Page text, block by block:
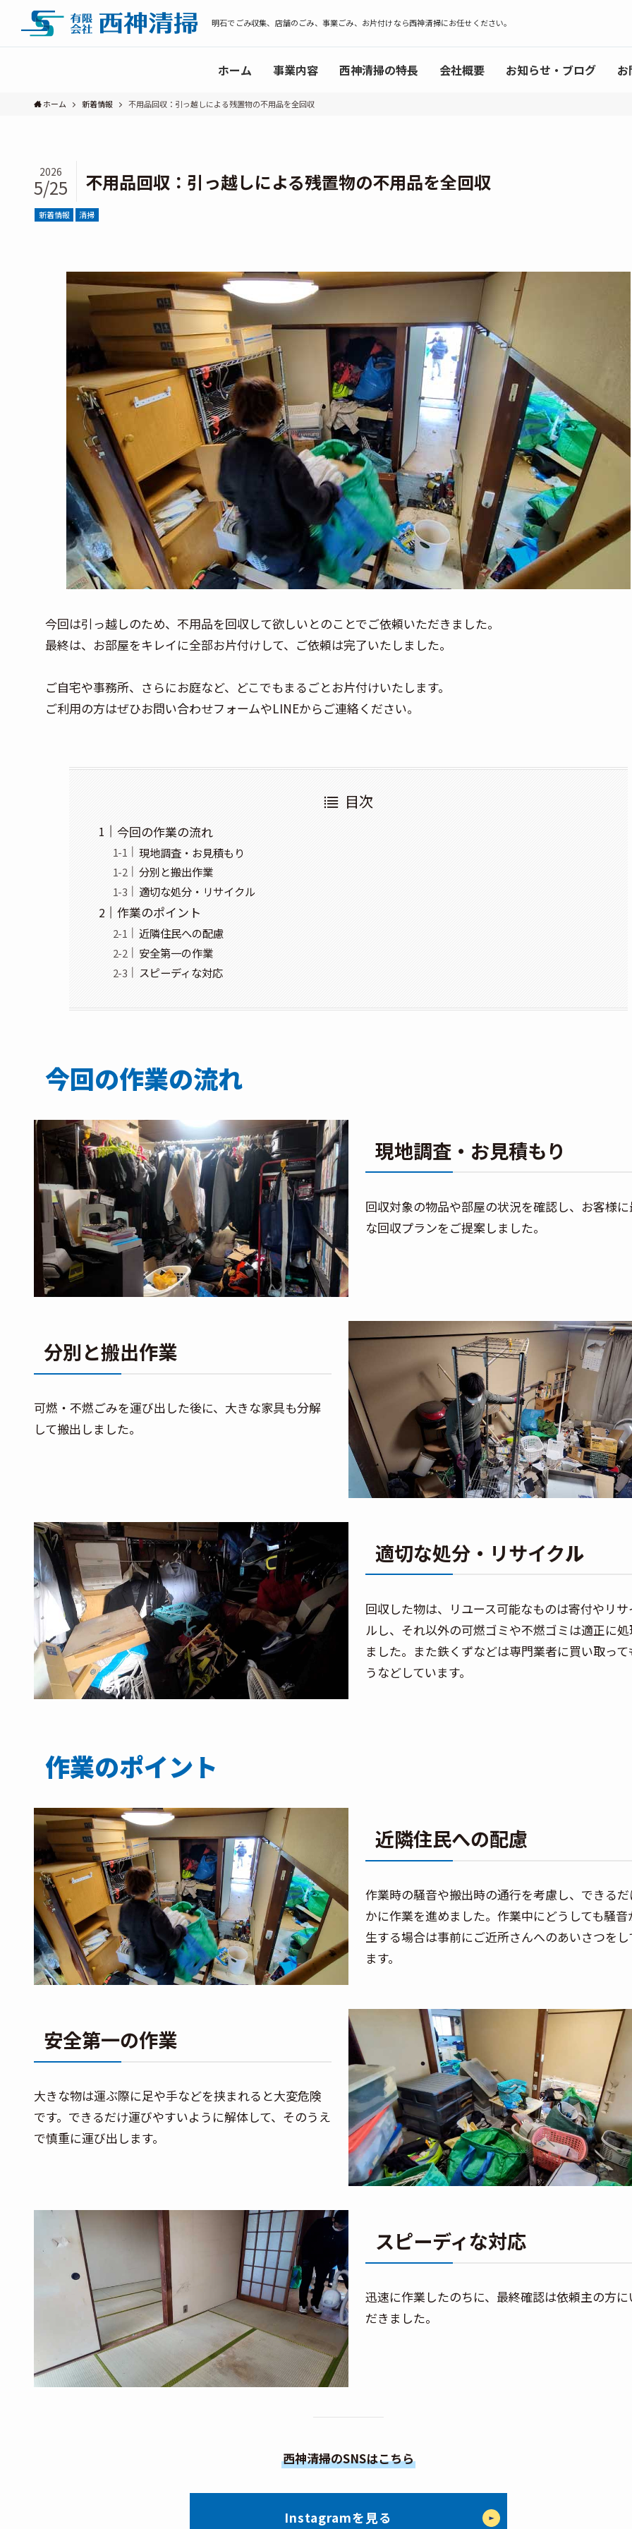
明石でごみ収集、店舗のごみ、事業ごみ、お片付けなら西神清掃にお任せください。
ホーム 事業内容 西神清掃の特長 会社概要 お知らせ・ブログ
ホーム 新着情報 不用品回収：引っ越しによる残置物の不用品を全回収
不用品回収：引っ越しによる残置物の不用品を全回収
2026
5/25
新着情報 清掃
今回は引っ越しのため、不用品を回収して欲しいとのことでご依頼いただきました。
最終は、お部屋をキレイに全部お片付けして、ご依頼は完了いたしました。
ご自宅や事務所、さらにお庭など、どこでもまるごとお片付けいたします。
ご利用の方はぜひお問い合わせフォームやLINEからご連絡ください。
目次
今回の作業の流れ
現地調査・お見積もり
分別と搬出作業
適切な処分・リサイクル
作業のポイント
近隣住民への配慮
安全第一の作業
スピーディな対応
今回の作業の流れ
現地調査・お見積もり
回収対象の物品や部屋の状況を確認し、お客様
な回収プランをご提案しました。
分別と搬出作業
可燃・不燃ごみを運び出した後に、大きな家具も分解
して搬出しました。
適切な処分・リサイクル
回収した物は、リユース可能なものは寄付やリ
ルし、それ以外の可燃ゴミや不燃ゴミは適正に
ました。また鉄くずなどは専門業者に買い取って
うなどしています。
作業のポイント
近隣住民への配慮
作業時の騒音や搬出時の通行を考慮し、できる
かに作業を進めました。作業中にどうしても騒音
生する場合は事前にご近所さんへのあいさつを
ます。
安全第一の作業
大きな物は運ぶ際に足や手などを挟まれると大変危険
です。できるだけ運びやすいように解体して、そのうえ
で慎重に運び出します。
スピーディな対応
迅速に作業したのちに、最終確認は依頼主の方に
だきました。
西神清掃のSNSはこちら
Instagramを見る